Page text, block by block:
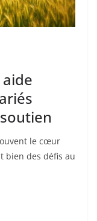
le cœur
bien des défis au